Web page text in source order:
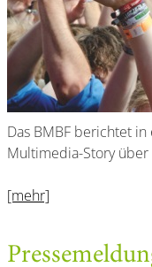
Das BMBF berichtet
Multimedia-Story über
[mehr]